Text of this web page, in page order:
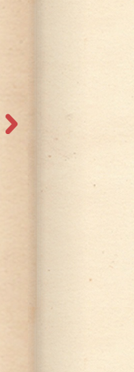
מיני בורקיטס